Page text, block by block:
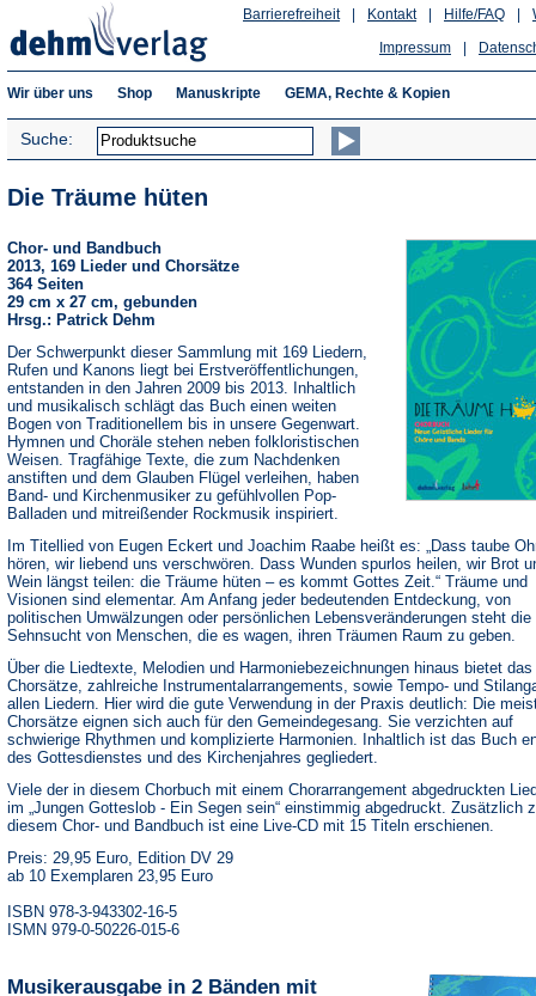
Hilfe/FAQ
Kontakt
Barrierefreiheit
Impressum
Wir über uns Shop Manuskripte GEMA, Rechte & Kopien
Suche:
Die Träume hüten
Chor- und Bandbuch
2013, 169 Lieder und Chorsätze
364 Seiten
29 cm x 27 cm, gebunden
Hrsg.: Patrick Dehm
Der Schwerpunkt dieser Sammlung mit 169 Liedern,
Rufen und Kanons liegt bei Erstveröffentlichungen,
entstanden in den Jahren 2009 bis 2013. Inhaltlich
und musikalisch schlägt das Buch einen weiten
Bogen von Traditionellem bis in unsere Gegenwart.
Hymnen und Choräle stehen neben folkloristischen
Weisen. Tragfähige Texte, die zum Nachdenken
anstiften und dem Glauben Flügel verleihen, haben
Band- und Kirchenmusiker zu gefühlvollen Pop-
Balladen und mitreißender Rockmusik inspiriert.
Im Titellied von Eugen Eckert und Joachim Raabe heißt es: „Dass taube
hören, wir liebend uns verschwören. Dass Wunden spurlos heilen, wir Brot
Wein längst teilen: die Träume hüten – es kommt Gottes Zeit.“ Träume und
Visionen sind elementar. Am Anfang jeder bedeutenden Entdeckung, von
politischen Umwälzungen oder persönlichen Lebensveränderungen steht die
Sehnsucht von Menschen, die es wagen, ihren Träumen Raum zu geben.
Über die Liedtexte, Melodien und Harmoniebezeichnungen hinaus bietet
Chorsätze, zahlreiche Instrumentalarrangements, sowie Tempo- und
allen Liedern. Hier wird die gute Verwendung in der Praxis deutlich: Die
Chorsätze eignen sich auch für den Gemeindegesang. Sie verzichten auf
schwierige Rhythmen und komplizierte Harmonien. Inhaltlich ist das Buch
des Gottesdienstes und des Kirchenjahres gegliedert.
Viele der in diesem Chorbuch mit einem Chorarrangement abgedruckten
im „Jungen Gotteslob - Ein Segen sein“ einstimmig abgedruckt. Zusätzlich
diesem Chor- und Bandbuch ist eine Live-CD mit 15 Titeln erschienen.
Preis: 29,95 Euro, Edition DV 29
ab 10 Exemplaren 23,95 Euro
ISBN 978-3-943302-16-5
ISMN 979-0-50226-015-6
Musikerausgabe in 2 Bänden mit